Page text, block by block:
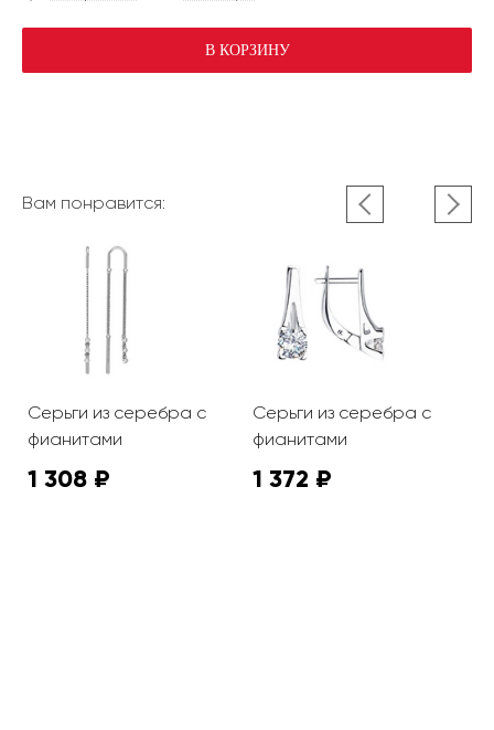
В КОРЗИНУ
Вам понравится:
Серьги из серебра с
фианитами
1 308 ₽
Серьги из серебра с
фианитами
1 372 ₽